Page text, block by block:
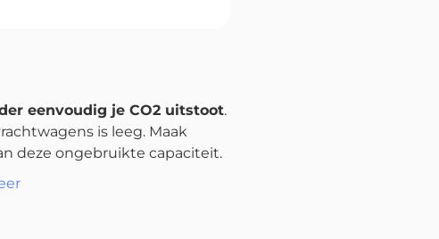
eenvoudig je CO2 uitstoot.
is leeg. Maak
deze ongebruikte capaciteit.